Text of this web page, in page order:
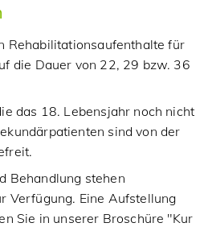
Rehabilitationsaufenthalte für
die Dauer von 22, 29 bzw. 36
das 18. Lebensjahr noch nicht
sind von der
Behandlung stehen
Verfügung. Eine Aufstellung
Sie in unserer Broschüre "Kur